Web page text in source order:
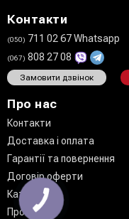
Контакти
(050) 711 02 67 Whatsapp
(067) 808 27 08
Замовити дзвінок
Про нас
Контакти
Доставка і оплата
Гарантії та повернення
Договір оферти
Каталог
Про нас
КНОПКА
ЗВ'ЯЗКУ